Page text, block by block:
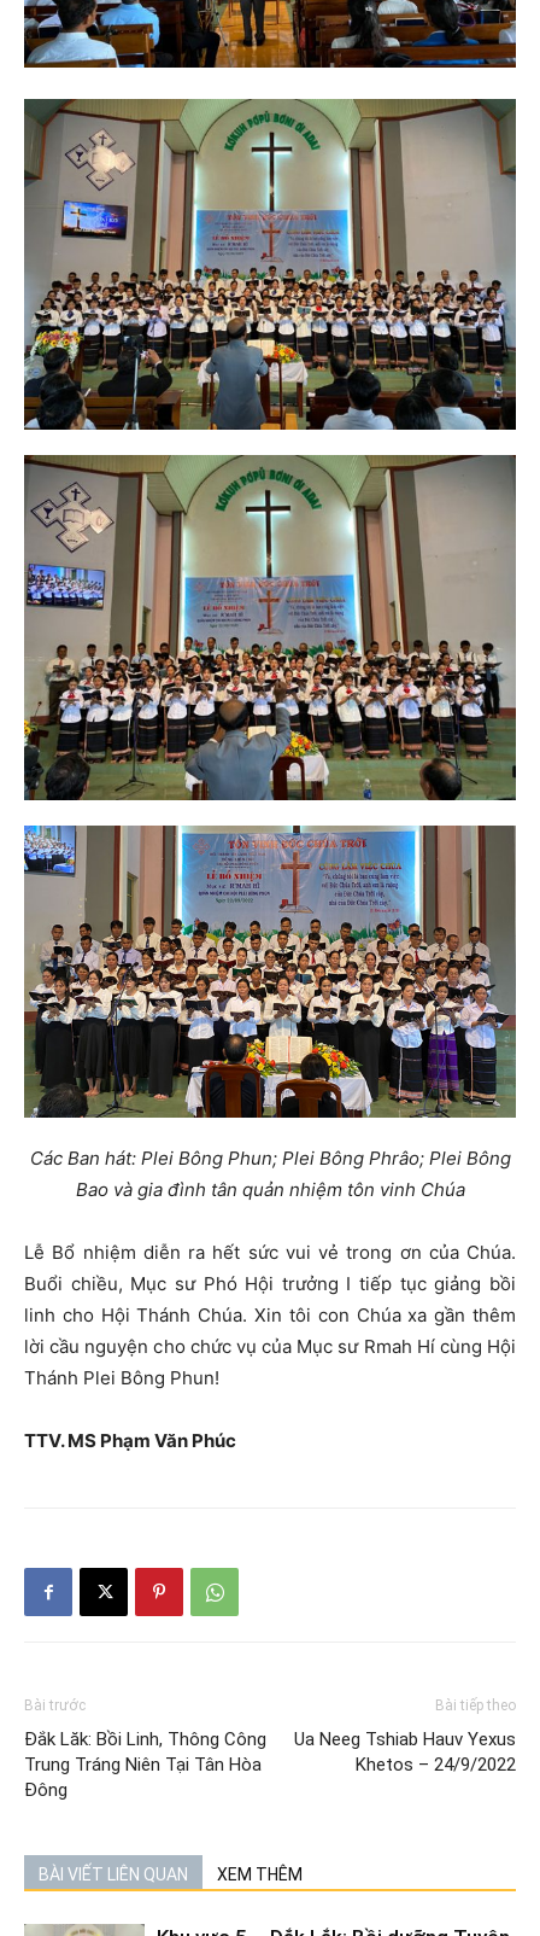
Các Ban hát: Plei Bông Phun; Plei Bông Phrâo; Plei Bông
Bao và gia đình tân quản nhiệm tôn vinh Chúa
Lễ Bổ nhiệm diễn ra hết sức vui vẻ trong ơn của Chúa.
Buổi chiều, Mục sư Phó Hội trưởng I tiếp tục giảng bồi
linh cho Hội Thánh Chúa. Xin tôi con Chúa xa gần thêm
lời cầu nguyện cho chức vụ của Mục sư Rmah Hí cùng Hội
Thánh Plei Bông Phun!
TTV. MS Phạm Văn Phúc
Bài trước
Đắk Lăk: Bồi Linh, Thông Công
Trung Tráng Niên Tại Tân Hòa
Đông
Bài tiếp theo
Ua Neeg Tshiab Hauv Yexus
Khetos – 24/9/2022
BÀI VIẾT LIÊN QUAN XEM THÊM